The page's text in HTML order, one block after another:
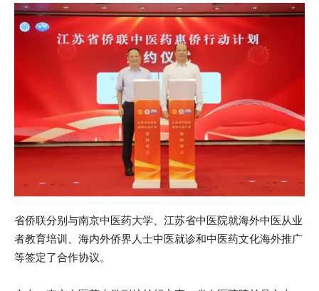
省侨联分别与南京中医药大学、江苏省中医院就海外中医从业
者教育培训、海内外侨界人士中医就诊和中医药文化海外推广
等签定了合作协议。